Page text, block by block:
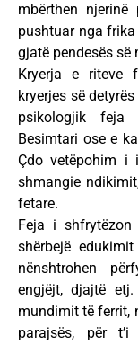
mbërthen njerinë
pushtuar nga frika
gjatë pendesës së
Kryerja e riteve
kryerjes së
psikologjik feja
Besimtari ose e
Çdo vetëpohim i
shmangie
fetare.
Feja i
shërbejë
nënshtrohen
engjëjt, djajtë
mundimit të ferrit,
parajsës, për